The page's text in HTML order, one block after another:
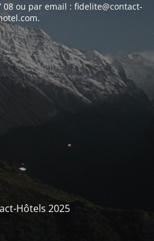
08 ou par email : fidelite@contact-
Hôtels 2025